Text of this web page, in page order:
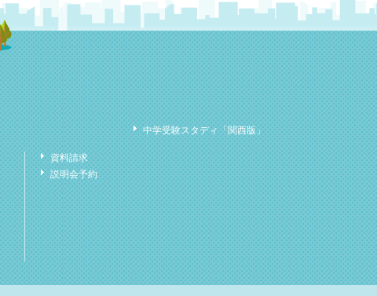
中学受験スタディ「関西版」
資料請求
説明会予約